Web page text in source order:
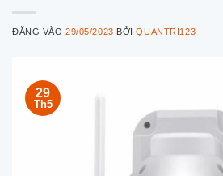
ĐĂNG VÀO29/05/2023 BỞIQUANTRI123
29
Th5